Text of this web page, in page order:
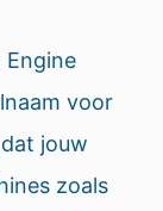
Engine
voor
jouw
zoals